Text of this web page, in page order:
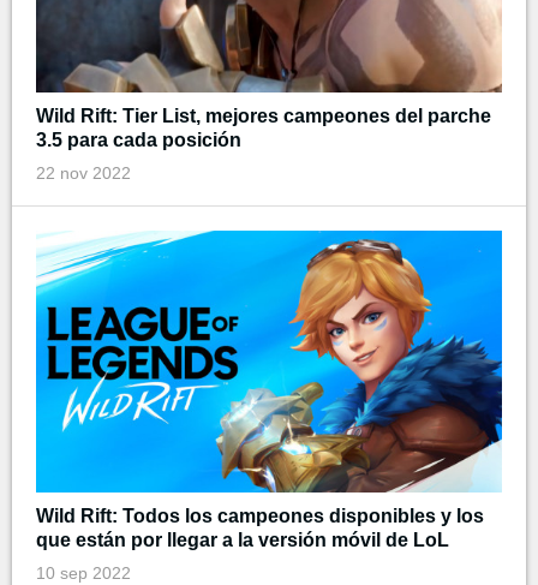
Wild Rift: Tier List, mejores campeones del parche
3.5 para cada posición
22 nov 2022
Wild Rift: Todos los campeones disponibles y los
que están por llegar a la versión móvil de LoL
10 sep 2022